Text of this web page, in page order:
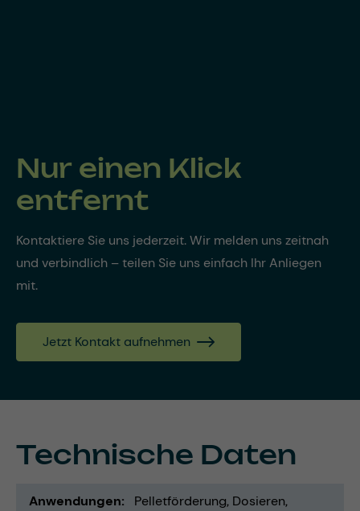
Nur einen Klick
entfernt
Kontaktiere Sie uns jederzeit. Wir melden uns zeitnah
und verbindlich – teilen Sie uns einfach Ihr Anliegen
mit.
Jetzt Kontakt aufnehmen
Technische Daten
Anwendungen Pelletförderung Dosieren